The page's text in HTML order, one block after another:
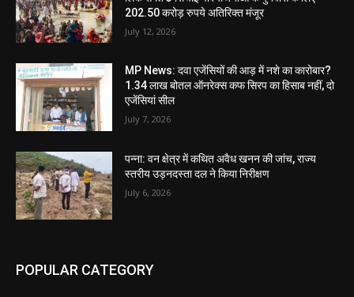
202.50 करोड़ रुपये अतिरिक्त मंजूर
July 12, 2026
MP News: दवा एजेंसियों की आड़ में नशे का कारोबार?
1.34 लाख बोतल ऑनरेक्स कफ सिरप का हिसाब नहीं, दो
एजेंसियां सील
July 7, 2026
पन्ना: वन क्षेत्र में कथित अवैध खनन की जांच, राज्य
स्तरीय उड़नदस्ता दल ने किया निरीक्षण
July 6, 2026
POPULAR CATEGORY